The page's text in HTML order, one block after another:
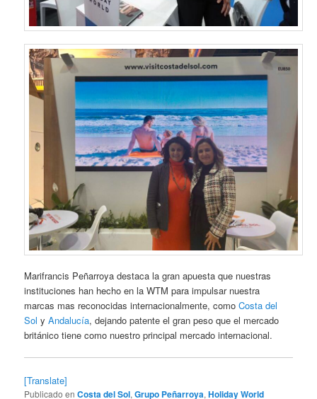
Marifrancis Peñarroya destaca la gran apuesta que nuestras
instituciones han hecho en la WTM para impulsar nuestra
marcas mas reconocidas internacionalmente, comoCosta del
SolyAndalucía, dejando patente el gran peso que el mercado
británico tiene como nuestro principal mercado internacional.
[Translate]
Publicado en Costa del Sol,Grupo Peñarroya,Holiday World